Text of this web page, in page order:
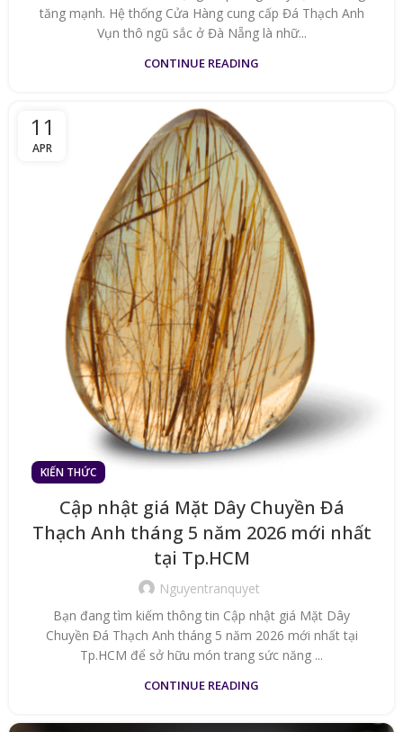
tăng mạnh. Hệ thống Cửa Hàng cung cấp Đá Thạch Anh
Vụn thô ngũ sắc ở Đà Nẵng là nhữ...
CONTINUE READING
11
APR
KIẾN THỨC
Cập nhật giá Mặt Dây Chuyền Đá
Thạch Anh tháng 5 năm 2026 mới nhất
tại Tp.HCM
Nguyentranquyet
Bạn đang tìm kiếm thông tin Cập nhật giá Mặt Dây
Chuyền Đá Thạch Anh tháng 5 năm 2026 mới nhất tại
Tp.HCM để sở hữu món trang sức năng ...
CONTINUE READING